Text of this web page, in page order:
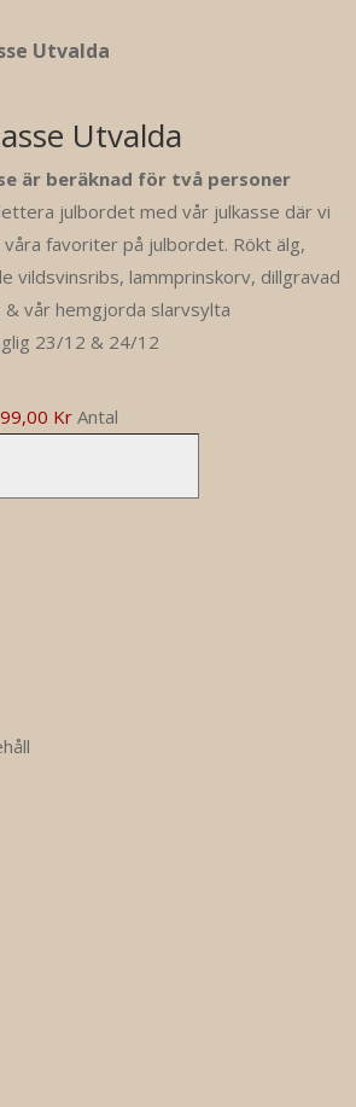
UtvaldaAntal
Utvalda
är beräknad för två personer
julbordet med vår julkasse där vi
favoriter på julbordet. Rökt älg,
vildsvinsribs, lammprinskorv, dillgravad
& vår hemgjorda slarvsylta
23/12 & 24/12
Kr Antal